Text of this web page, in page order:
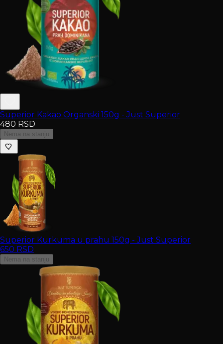
Superior Kakao Organski 150g - Just Superior
480 RSD
Nema na stanju
Superior Kurkuma u prahu 150g - Just Superior
650 RSD
Nema na stanju